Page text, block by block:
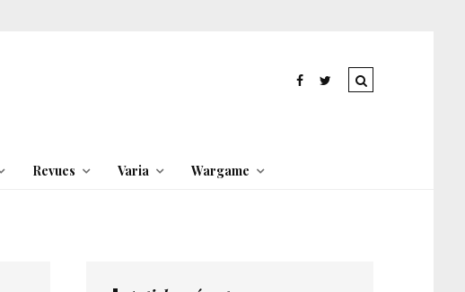
Revues Varia Wargame